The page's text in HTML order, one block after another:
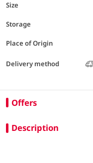
Size
Storage
Place of Origin
Delivery method
Offers
Description